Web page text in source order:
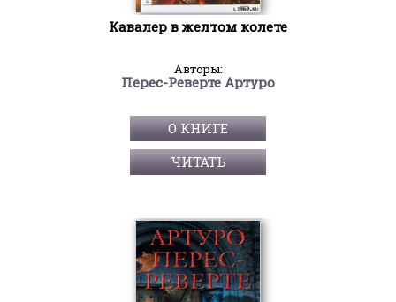
Кавалер в желтом колете
Авторы:
Перес-Реверте Артуро
О КНИГЕ
ЧИТАТЬ